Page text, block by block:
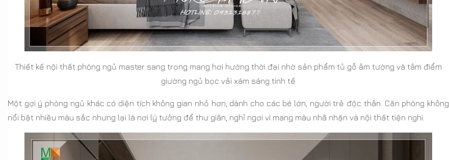
Thiết kế nội thất phòng ngủ master sang trọng mang hơi hướng thời đại nhờ sản phẩm tủ gỗ âm tường và tâm điểm
giường ngủ bọc vải xám sáng tinh tế
Một gợi ý phòng ngủ khác có diện tích không gian nhỏ hơn, dành cho các bé lớn, người trẻ độc thân. Căn phòng không
nổi bật nhiều màu sắc nhưng lại là nơi lý tưởng để thư giãn, nghỉ ngơi vì mang màu nhã nhặn và nội thất tiện nghi.